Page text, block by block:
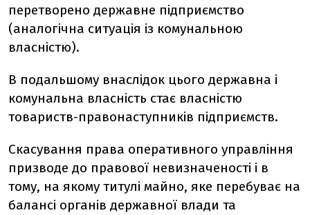
перетворено державне підприємство
(аналогічна ситуація із комунальною
власністю).
В подальшому внаслідок цього державна і
комунальна власність стає власністю
товариств-правонаступників підприємств.
Скасування права оперативного управління
призводе до правової невизначеності і в
тому, на якому титулі майно, яке перебуває на
балансі органів державної влади та